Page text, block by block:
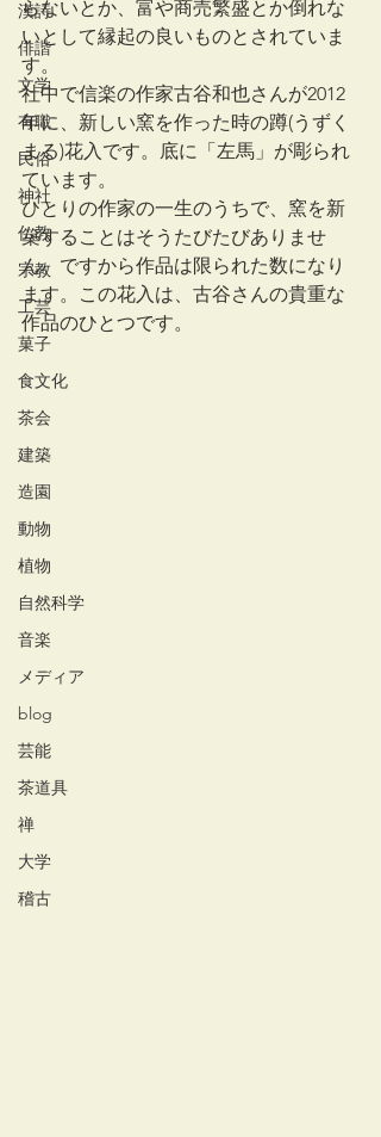
漢詩
俳諧
文学
有職
民俗
神社
仏教
宗教
工芸
菓子
食文化
茶会
建築
造園
動物
植物
自然科学
音楽
メディア
blog
芸能
茶道具
禅
大学
稽古
らないとか、富や商売繁盛とか倒れな
いとして縁起の良いものとされていま
す。
社中で信楽の作家古谷和也さんが2012
年に、新しい窯を作った時の蹲(うずく
まる)花入です。底に「左馬」が彫られ
ています。
ひとりの作家の一生のうちで、窯を新
築することはそうたびたびありませ
ん。ですから作品は限られた数になり
ます。この花入は、古谷さんの貴重な
作品のひとつです。